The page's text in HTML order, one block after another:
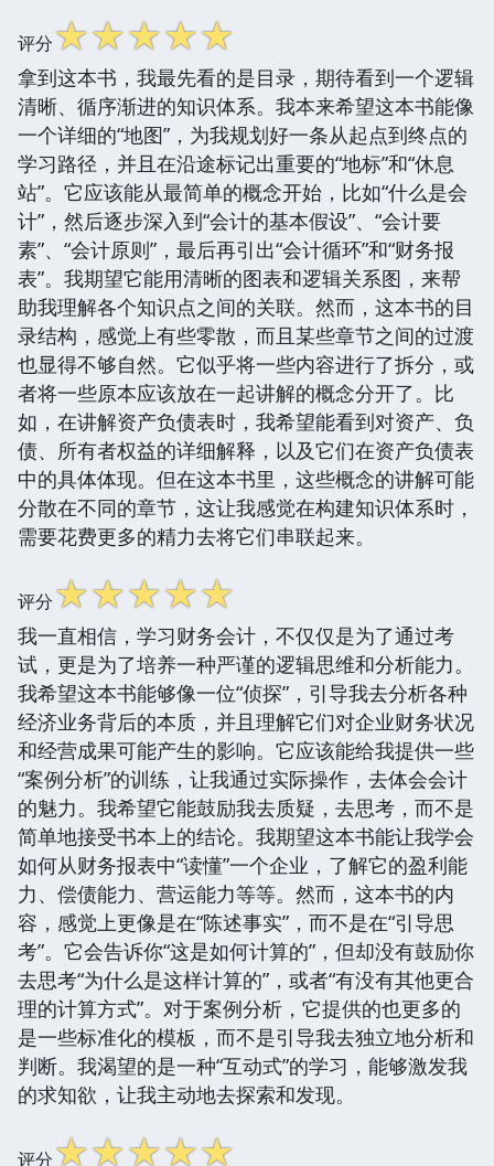
评分☆☆☆☆☆
拿到这本书，我最先看的是目录，期待看到一个逻辑
清晰、循序渐进的知识体系。我本来希望这本书能像
一个详细的“地图”，为我规划好一条从起点到终点的
学习路径，并且在沿途标记出重要的“地标”和“休息
站”。它应该能从最简单的概念开始，比如“什么是会
计”，然后逐步深入到“会计的基本假设”、“会计要
素”、“会计原则”，最后再引出“会计循环”和“财务报
表”。我期望它能用清晰的图表和逻辑关系图，来帮
助我理解各个知识点之间的关联。然而，这本书的目
录结构，感觉上有些零散，而且某些章节之间的过渡
也显得不够自然。它似乎将一些内容进行了拆分，或
者将一些原本应该放在一起讲解的概念分开了。比
如，在讲解资产负债表时，我希望能看到对资产、负
债、所有者权益的详细解释，以及它们在资产负债表
中的具体体现。但在这本书里，这些概念的讲解可能
分散在不同的章节，这让我感觉在构建知识体系时，
需要花费更多的精力去将它们串联起来。
评分☆☆☆☆☆
我一直相信，学习财务会计，不仅仅是为了通过考
试，更是为了培养一种严谨的逻辑思维和分析能力。
我希望这本书能够像一位“侦探”，引导我去分析各种
经济业务背后的本质，并且理解它们对企业财务状况
和经营成果可能产生的影响。它应该能给我提供一些
“案例分析”的训练，让我通过实际操作，去体会会计
的魅力。我希望它能鼓励我去质疑，去思考，而不是
简单地接受书本上的结论。我期望这本书能让我学会
如何从财务报表中“读懂”一个企业，了解它的盈利能
力、偿债能力、营运能力等等。然而，这本书的内
容，感觉上更像是在“陈述事实”，而不是在“引导思
考”。它会告诉你“这是如何计算的”，但却没有鼓励你
去思考“为什么是这样计算的”，或者“有没有其他更合
理的计算方式”。对于案例分析，它提供的也更多的
是一些标准化的模板，而不是引导我去独立地分析和
判断。我渴望的是一种“互动式”的学习，能够激发我
的求知欲，让我主动地去探索和发现。
评分☆☆☆☆☆